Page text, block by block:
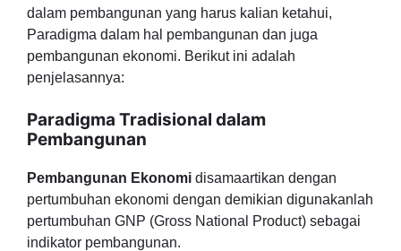
dalam pembangunan yang harus kalian ketahui,
Paradigma dalam hal pembangunan dan juga
pembangunan ekonomi. Berikut ini adalah
penjelasannya:
Paradigma Tradisional dalam
Pembangunan
Pembangunan Ekonomi disamaartikan dengan
pertumbuhan ekonomi dengan demikian digunakanlah
pertumbuhan GNP (Gross National Product) sebagai
indikator pembangunan.